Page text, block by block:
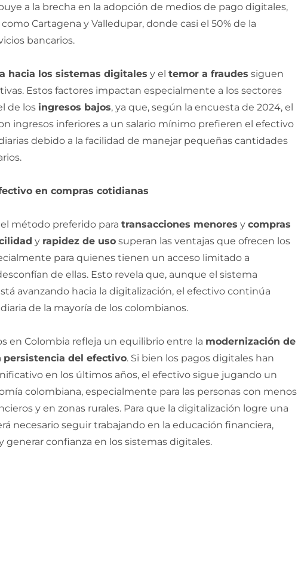
a la brecha en la adopción de medios de pago digitales,
Cartagena y Valledupar, donde casi el 50% de la
bancarios.
hacia los sistemas digitales y el temor a fraudes siguen
Estos factores impactan especialmente a los sectores
de los ingresos bajos, ya que, según la encuesta de 2024, el
ingresos inferiores a un salario mínimo prefieren el efectivo
debido a la facilidad de manejar pequeñas cantidades
en compras cotidianas
método preferido para transacciones menores y compras
y rapidez de usosuperan las ventajas que ofrecen los
para quienes tienen un acceso limitado a
de ellas. Esto revela que, aunque el sistema
avanzando hacia la digitalización, el efectivo continúa
de la mayoría de los colombianos.
en Colombia refleja un equilibrio entre la modernización de
persistencia del efectivo. Si bien los pagos digitales han
en los últimos años, el efectivo sigue jugando un
colombiana, especialmente para las personas con menos
y en zonas rurales. Para que la digitalización logre una
necesario seguir trabajando en la educación financiera,
generar confianza en los sistemas digitales.